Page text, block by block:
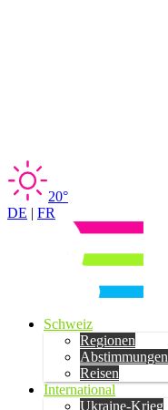
20°
DE | FR
Schweiz
Regionen
Abstimmungen
Reisen
International
Ukraine-Krieg